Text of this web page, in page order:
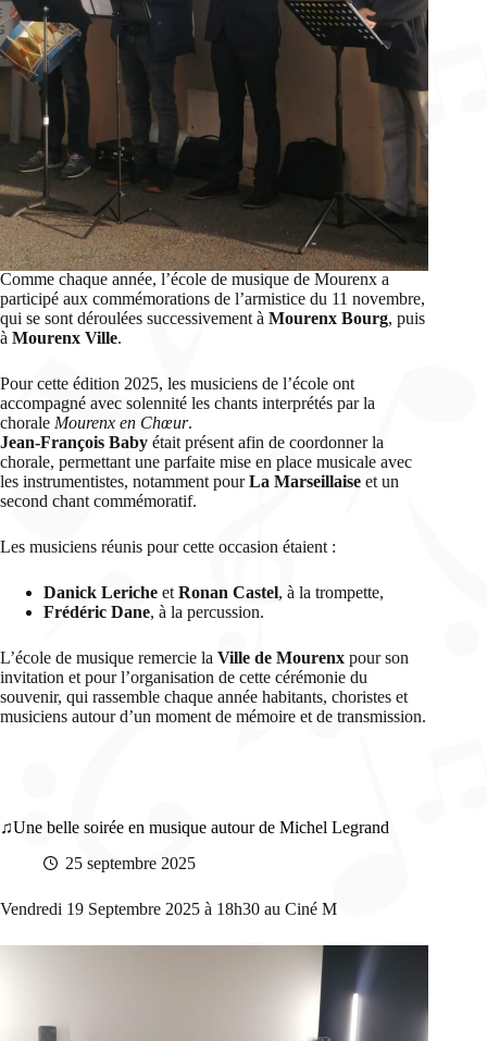
Comme chaque année, l’école de musique de Mourenx a
participé aux commémorations de l’armistice du 11 novembre,
qui se sont déroulées successivement à Mourenx Bourg, puis
à Mourenx Ville.
Pour cette édition 2025, les musiciens de l’école ont
accompagné avec solennité les chants interprétés par la
chorale Mourenx en Chœur.
Jean-François Baby était présent afin de coordonner la
chorale, permettant une parfaite mise en place musicale avec
les instrumentistes, notamment pourLa Marseillaise et un
second chant commémoratif.
Les musiciens réunis pour cette occasion étaient :
Danick Leriche et Ronan Castel, à la trompette,
Frédéric Dane, à la percussion.
L’école de musique remercie la Ville de Mourenx pour son
invitation et pour l’organisation de cette cérémonie du
souvenir, qui rassemble chaque année habitants, choristes et
musiciens autour d’un moment de mémoire et de transmission.
Une belle soirée en musique autour de Michel Legrand
25 septembre 2025
Vendredi 19 Septembre 2025 à 18h30 au Ciné M